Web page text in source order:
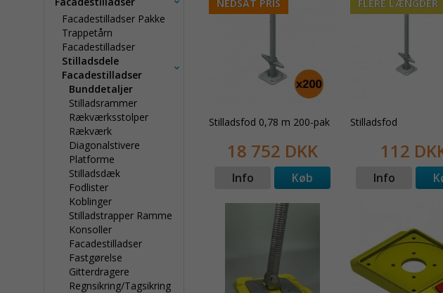
Facadestilladser Pakke
Trappetårn
Facadestilladser
Stilladsdele
Facadestilladser
Bunddetaljer
Stilladsrammer
Rækværksstolper
Rækværk
Diagonalstivere
Platforme
Stilladsdæk
Fodlister
Koblinger
Stilladstrapper Ramme
Konsoller
Facadestilladser
Fastgørelse
Gitterdragere
Regnsikring/Tagsikring
NEDSAT PRIS
Stilladsfod 0,78 m 200-pak
18 752 DKK
Info Køb
FLERE LÆNGDER
Stilladsfod
112
Info